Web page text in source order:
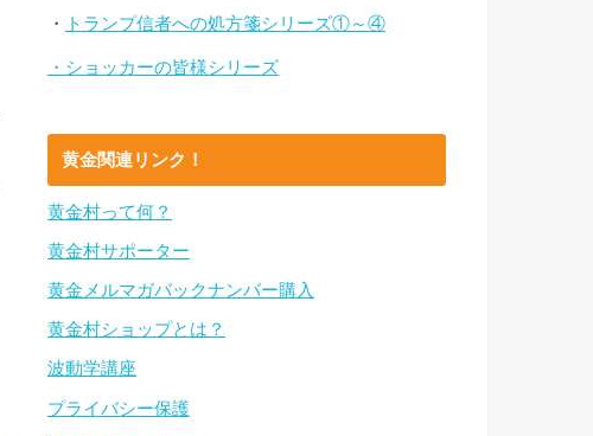
・ トランプ信者への処方箋シリーズ①～④
・ショッカーの皆様シリーズ
黄金関連リンク！
黄金村って何？
黄金村サポーター
黄金メルマガバックナンバー購入
黄金村ショップとは？
波動学講座
プライバシー保護